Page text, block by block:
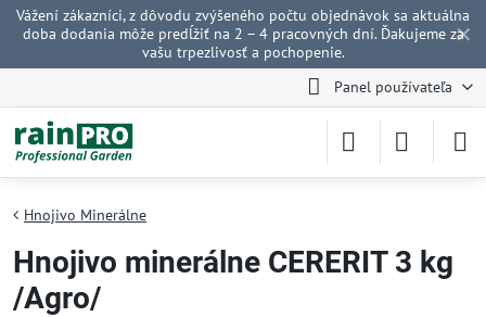
✕
Vážení zákazníci, z dôvodu zvýšeného počtu objednávok sa aktuálna
doba dodania môže predĺžiť na 2 – 4 pracovných dní. Ďakujeme za
vašu trpezlivosť a pochopenie.
Panel používateľa
Hnojivo Minerálne
Hnojivo minerálne CERERIT 3 kg
/Agro/